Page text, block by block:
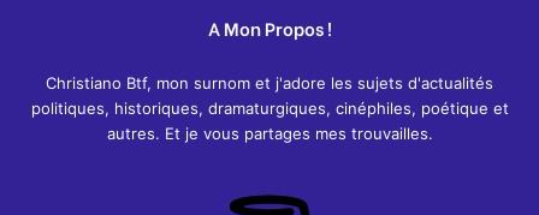
A Mon Propos !
Christiano Btf, mon surnom et j'adore les sujets d'actualités
politiques, historiques, dramaturgiques, cinéphiles, poétique et
autres. Et je vous partages mes trouvailles.